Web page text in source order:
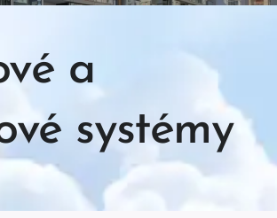
a
systémy